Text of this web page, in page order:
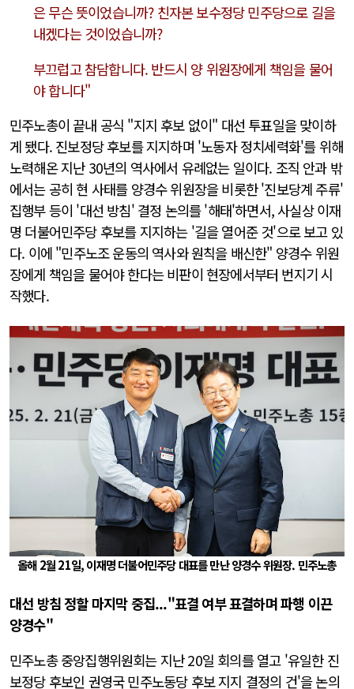
은 무슨 뜻이었습니까? 친자본 보수정당 민주당으로 길을
내겠다는 것이었습니까?
부끄럽고 참담합니다. 반드시 양 위원장에게 책임을 물어
야 합니다"
민주노총이 끝내 공식 "지지 후보 없이" 대선 투표일을 맞이하
게 됐다. 진보정당 후보를 지지하며 '노동자 정치세력화'를 위해
노력해온 지난 30년의 역사에서 유례없는 일이다. 조직 안과 밖
에서는 공히 현 사태를 양경수 위원장을 비롯한 '진보당계 주류'
집행부 등이 '대선 방침' 결정 논의를 '해태'하면서, 사실상 이재
명 더불어민주당 후보를 지지하는 '길을 열어준 것'으로 보고 있
다. 이에 "민주노조 운동의 역사와 원칙을 배신한" 양경수 위원
장에게 책임을 물어야 한다는 비판이 현장에서부터 번지기 시
작했다.
올해 2월 21일, 이재명 더불어민주당 대표를 만난 양경수 위원장. 민주노총
대선 방침 정할 마지막 중집..."표결 여부 표결하며 파행 이끈
양경수"
민주노총 중앙집행위원회는 지난 20일 회의를 열고 '유일한 진
보정당 후보인 권영국 민주노동당 후보 지지 결정의 건'을 논의